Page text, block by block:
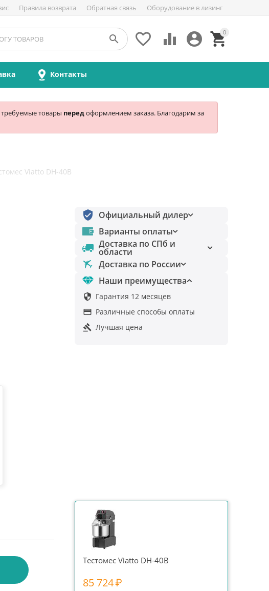
Правила возврата Обратная связь Оборудование в лизинг
0


 

Контакты
требуемые товары передоформлением заказа. Благодарим за
Viatto DH-40B
Официальный дилер
Варианты оплаты
Доставка по СПб и
области
Доставка по России
Наши преимущества
 Гарантия 12 месяцев
 Различные способы оплаты
 Лучшая цена
Тестомес Viatto DH-40B
85 724₽